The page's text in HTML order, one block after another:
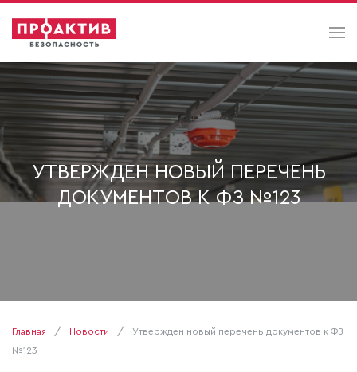
УТВЕРЖДЕН НОВЫЙ ПЕРЕЧЕНЬ
ДОКУМЕНТОВ К ФЗ №123
Главная Новости
Утвержден новый перечень документов к ФЗ
№123